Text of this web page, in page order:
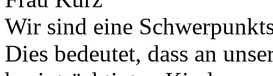
Wir sind eine
Dies bedeutet, dass an